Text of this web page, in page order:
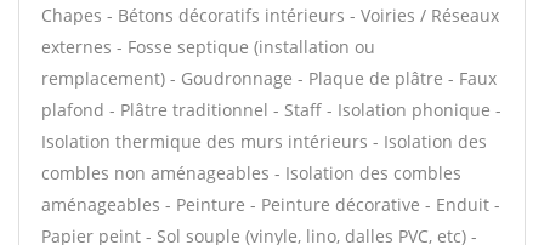
Chapes - Bétons décoratifs intérieurs - Voiries / Réseaux
externes - Fosse septique (installation ou
remplacement) - Goudronnage - Plaque de plâtre - Faux
plafond - Plâtre traditionnel - Staff - Isolation phonique -
Isolation thermique des murs intérieurs - Isolation des
combles non aménageables - Isolation des combles
aménageables - Peinture - Peinture décorative - Enduit -
Papier peint - Sol souple (vinyle, lino, dalles PVC, etc) -